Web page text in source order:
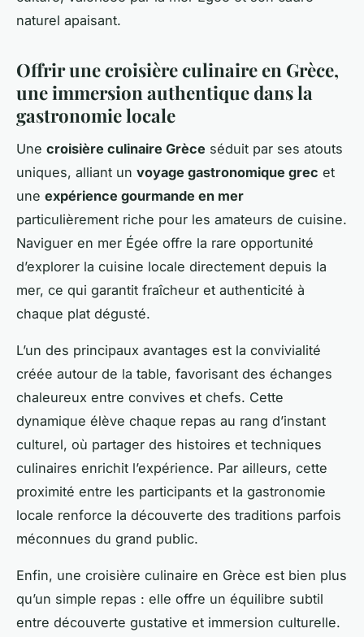
naturel apaisant.
Offrir une croisière culinaire en Grèce,
une immersion authentique dans la
gastronomie locale
Une croisière culinaire Grèce séduit par ses atouts
uniques, alliant un voyage gastronomique grec et
une expérience gourmande en mer
particulièrement riche pour les amateurs de cuisine.
Naviguer en mer Égée offre la rare opportunité
d’explorer la cuisine locale directement depuis la
mer, ce qui garantit fraîcheur et authenticité à
chaque plat dégusté.
L’un des principaux avantages est la convivialité
créée autour de la table, favorisant des échanges
chaleureux entre convives et chefs. Cette
dynamique élève chaque repas au rang d’instant
culturel, où partager des histoires et techniques
culinaires enrichit l’expérience. Par ailleurs, cette
proximité entre les participants et la gastronomie
locale renforce la découverte des traditions parfois
méconnues du grand public.
Enfin, une croisière culinaire en Grèce est bien plus
qu’un simple repas : elle offre un équilibre subtil
entre découverte gustative et immersion culturelle.